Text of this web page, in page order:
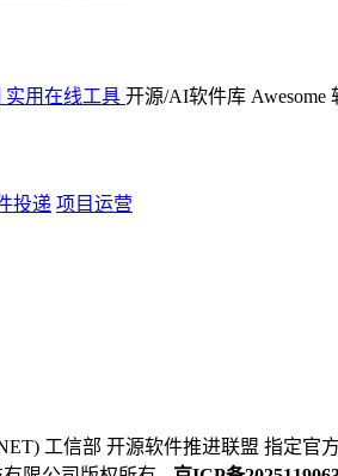
实用在线工具 开源/AI软件库 Awesome
投递 项目运营
工信部 开源软件推进联盟 指定官